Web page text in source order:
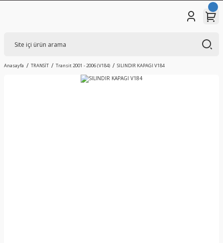
Anasayfa TRANSİT Transit 2001 - 2006 (V184) SILINDIR KAPAGI V184